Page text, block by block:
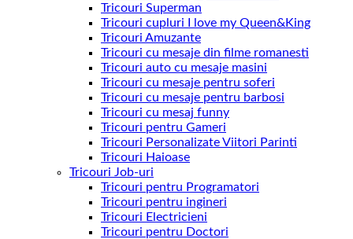
Tricouri Superman
Tricouri cupluri I love my Queen&King
Tricouri Amuzante
Tricouri cu mesaje din filme romanesti
Tricouri auto cu mesaje masini
Tricouri cu mesaje pentru soferi
Tricouri cu mesaje pentru barbosi
Tricouri cu mesaj funny
Tricouri pentru Gameri
Tricouri Personalizate Viitori Parinti
Tricouri Haioase
Tricouri Job-uri
Tricouri pentru Programatori
Tricouri pentru ingineri
Tricouri Electricieni
Tricouri pentru Doctori